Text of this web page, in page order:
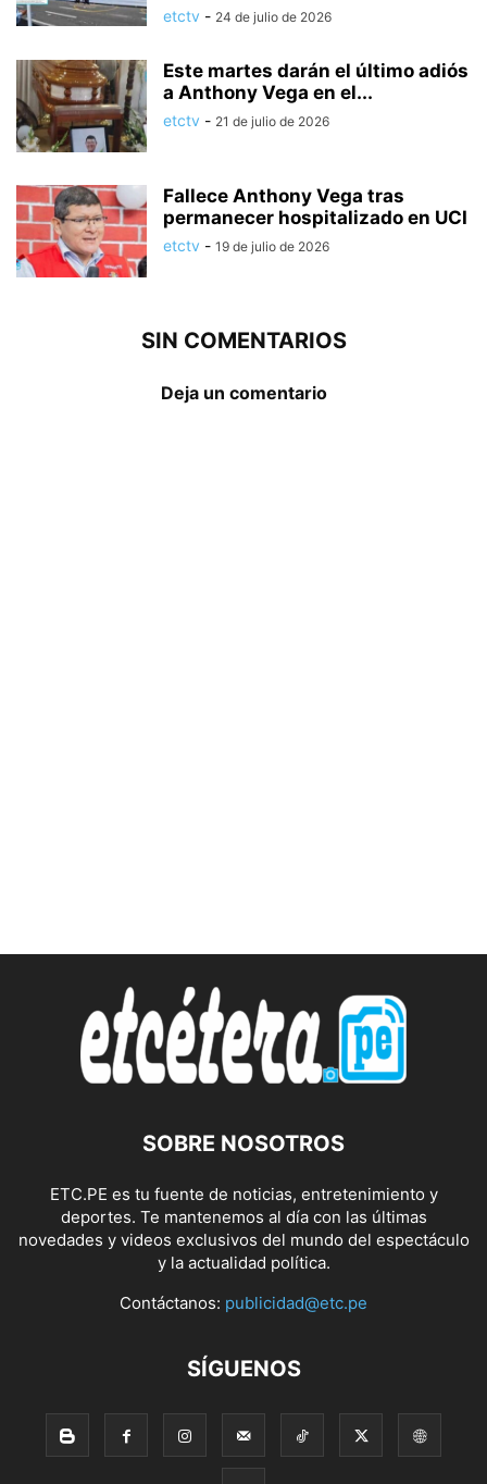
etctv - 24 de julio de 2026
Este martes darán el último adiós
a Anthony Vega en el...
etctv - 21 de julio de 2026
Fallece Anthony Vega tras
permanecer hospitalizado en UCI
etctv - 19 de julio de 2026
SIN COMENTARIOS
Deja un comentario
SOBRE NOSOTROS
ETC.PE es tu fuente de noticias, entretenimiento y
deportes. Te mantenemos al día con las últimas
novedades y videos exclusivos del mundo del espectáculo
y la actualidad política.
Contáctanos: publicidad@etc.pe
SÍGUENOS